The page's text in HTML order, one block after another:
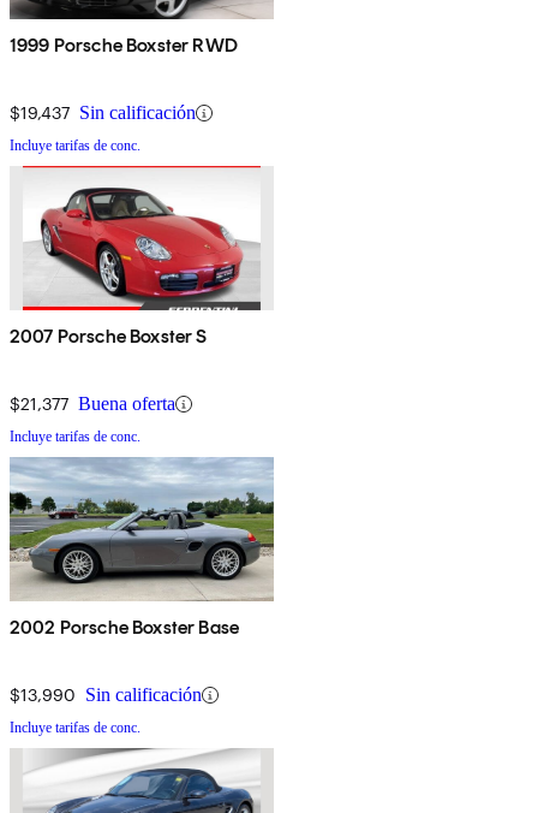
1999 Porsche Boxster RWD
$19,437 Sin calificación
Incluye tarifas de conc.
2007 Porsche Boxster S
$21,377 Buena oferta
Incluye tarifas de conc.
2002 Porsche Boxster Base
$13,990 Sin calificación
Incluye tarifas de conc.